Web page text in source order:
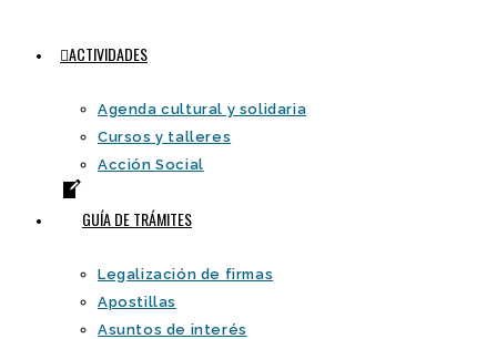
ACTIVIDADES
Agenda cultural y solidaria
Cursos y talleres
Acción Social
GUÍA DE TRÁMITES
Legalización de firmas
Apostillas
Asuntos de interés